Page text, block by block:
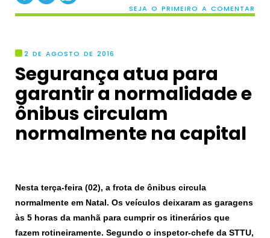
SEJA O PRIMEIRO A COMENTAR
2 DE AGOSTO DE 2016
Segurança atua para
garantir a normalidade e
ônibus circulam
normalmente na capital
Nesta terça-feira (02), a frota de ônibus circula
normalmente em Natal. Os veículos deixaram as garagens
às 5 horas da manhã para cumprir os itinerários que
fazem rotineiramente. Segundo o inspetor-chefe da STTU,